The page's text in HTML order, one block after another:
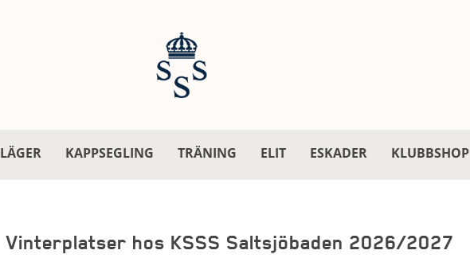
LÄGER KAPPSEGLING TRÄNING ELIT ESKADER KLUBBSHOP
Vinterplatser hos KSSS Saltsjöbaden 2026/2027